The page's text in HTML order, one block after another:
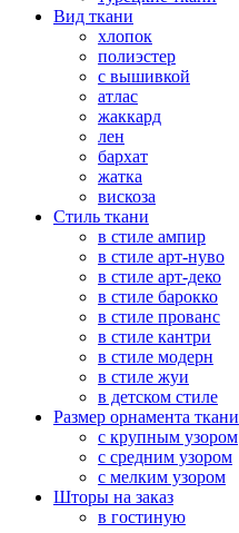
Вид ткани
хлопок
полиэстер
с вышивкой
атлас
жаккард
лен
бархат
жатка
вискоза
Стиль ткани
в стиле ампир
в стиле арт-нуво
в стиле арт-деко
в стиле барокко
в стиле прованс
в стиле кантри
в стиле модерн
в стиле жуи
в детском стиле
Размер орнамента ткани
с крупным узором
с средним узором
с мелким узором
Шторы на заказ
в гостиную